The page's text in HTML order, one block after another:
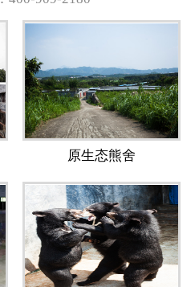
原生态熊舍